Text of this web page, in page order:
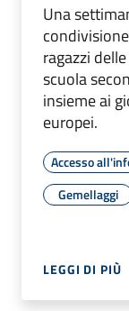
Una
ragazzi
scuola
insieme ai
europei.
Accesso
Gemellaggi
LEGGI DI PIÙ